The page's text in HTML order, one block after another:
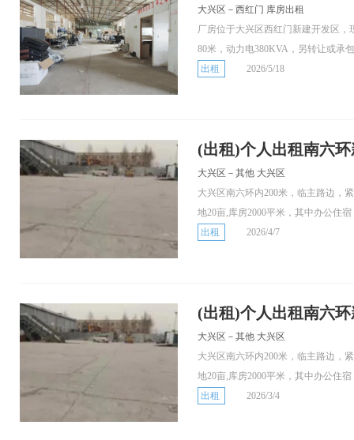
大兴区－西红门 库房出租
厂房位于大兴区西红门新建开发区，
80米，动力电380KVA，另转让或承
出租
2026/5/18
(出租)个人出租南六
大兴区－其他 大兴区
大兴区南六环内200米，临主路边，
地20亩,库房2000平米，其中办公住宿
出租
2026/4/7
(出租)个人出租南六
大兴区－其他 大兴区
大兴区南六环内200米，临主路边，
地20亩,库房2000平米，其中办公住宿
出租
2026/3/4